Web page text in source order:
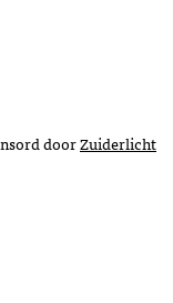
doorZuiderlicht